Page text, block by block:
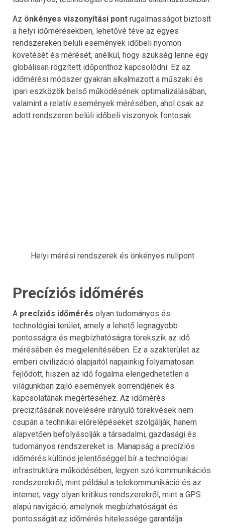
Az önkényes viszonyítási pont rugalmasságot biztosít
a helyi időmérésekben, lehetővé téve az egyes
rendszereken belüli események időbeli nyomon
követését és mérését, anélkül, hogy szükség lenne egy
globálisan rögzített időponthoz kapcsolódni. Ez az
időmérési módszer gyakran alkalmazott a műszaki és
ipari eszközök belső működésének optimalizálásában,
valamint a relatív események mérésében, ahol csak az
adott rendszeren belüli időbeli viszonyok fontosak.
Helyi mérési rendszerek és önkényes nullpont
Precíziós időmérés
A precíziós időmérés olyan tudományos és
technológiai terület, amely a lehető legnagyobb
pontosságra és megbízhatóságra törekszik az idő
mérésében és megjelenítésében. Ez a szakterület az
emberi civilizáció alapjaitól napjainkig folyamatosan
fejlődött, hiszen az idő fogalma elengedhetetlen a
világunkban zajló események sorrendjének és
kapcsolatának megértéséhez. Az időmérés
precizitásának növelésére irányuló törekvések nem
csupán a technikai előrelépéseket szolgálják, hanem
alapvetően befolyásolják a társadalmi, gazdasági és
tudományos rendszereket is. Manapság a precíziós
időmérés különös jelentőséggel bír a technológiai
infrastruktúra működésében, legyen szó kommunikációs
rendszerekről, mint például a telekommunikáció és az
internet, vagy olyan kritikus rendszerekről, mint a GPS
alapú navigáció, amelynek megbízhatóságát és
pontosságát az időmérés hitelessége garantálja.